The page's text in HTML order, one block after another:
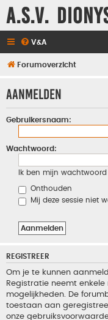
A.S.V.
V&A
Forumoverzicht
Aanmelden
Gebruikersnaam:
Wachtwoord:
Ik ben mijn
Onthouden
Mij deze sessie niet
REGISTREER
Om je te kunnen
Registratie neemt
mogelijkheden. De
toestaan aan
onze